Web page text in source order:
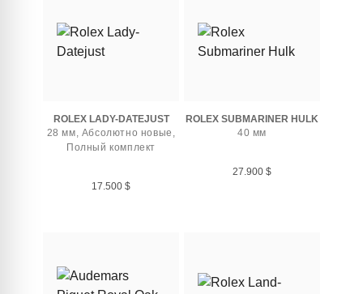
ROLEX LADY-DATEJUST
28 мм, Абсолютно новые,
Полный комплект
17.500 $
ROLEX SUBMARINER HULK
40 мм
27.900 $